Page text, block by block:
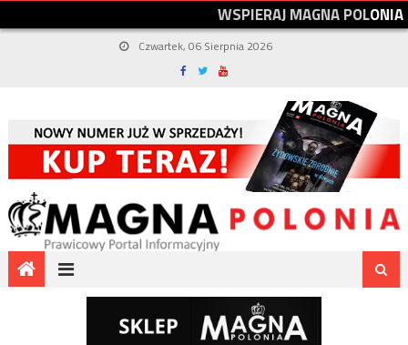
WSPIERAJMAGNAPOLONIA
Czwartek, 06 Sierpnia 2026